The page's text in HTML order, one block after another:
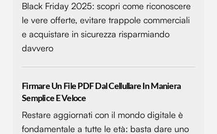
Black Friday 2025: scopri come riconoscere
le vere offerte, evitare trappole commerciali
e acquistare in sicurezza risparmiando
davvero
Firmare Un File PDF Dal Cellullare In Maniera
Semplice E Veloce
Restare aggiornati con il mondo digitale è
fondamentale a tutte le età: basta dare uno